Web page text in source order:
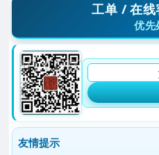
工单 / 在
优先
友情提示